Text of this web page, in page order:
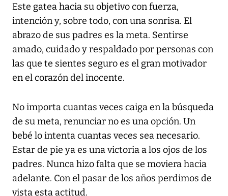
Este gatea hacia su objetivo con fuerza,
intención y, sobre todo, con una sonrisa. El
abrazo de sus padres es la meta. Sentirse
amado, cuidado y respaldado por personas con
las que te sientes seguro es el gran motivador
en el corazón del inocente.
No importa cuantas veces caiga en la búsqueda
de su meta, renunciar no es una opción. Un
bebé lo intenta cuantas veces sea necesario.
Estar de pie ya es una victoria a los ojos de los
padres. Nunca hizo falta que se moviera hacia
adelante. Con el pasar de los años perdimos de
vista esta actitud.